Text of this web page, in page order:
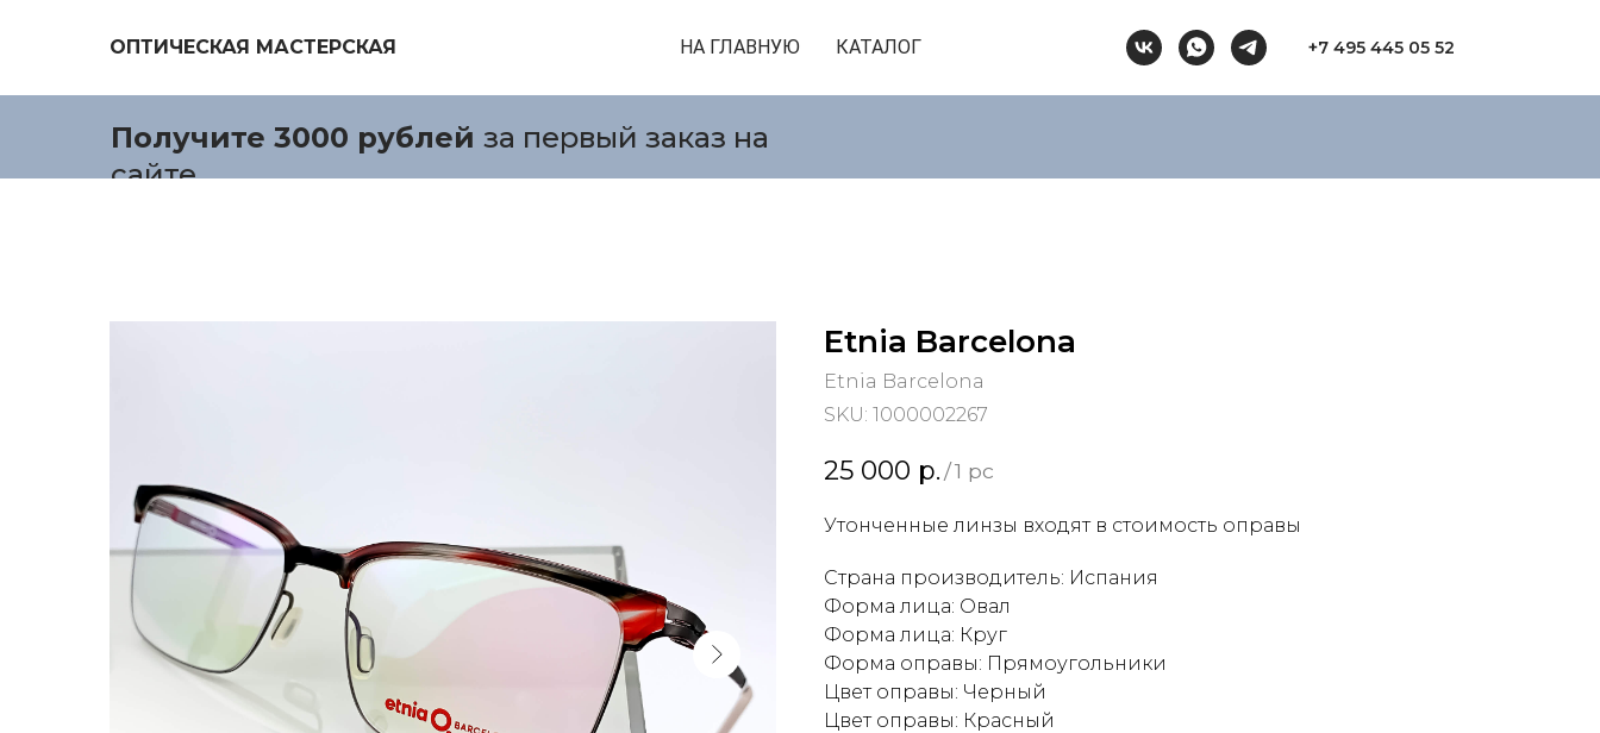
ОПТИЧЕСКАЯ МАСТЕРСКАЯ НА ГЛАВНУЮ КАТАЛОГ +7 495 445 05 52
Получите 3000 рублей за первый заказ на
сайте.
Etnia Barcelona
Etnia Barcelona
SKU: 1000002267
25 000 р. /1 pc
Утонченные линзы входят в стоимость оправы
Страна производитель: Испания
Форма лица: Овал
Форма лица: Круг
Форма оправы: Прямоугольники
Цвет оправы: Черный
Цвет оправы: Красный